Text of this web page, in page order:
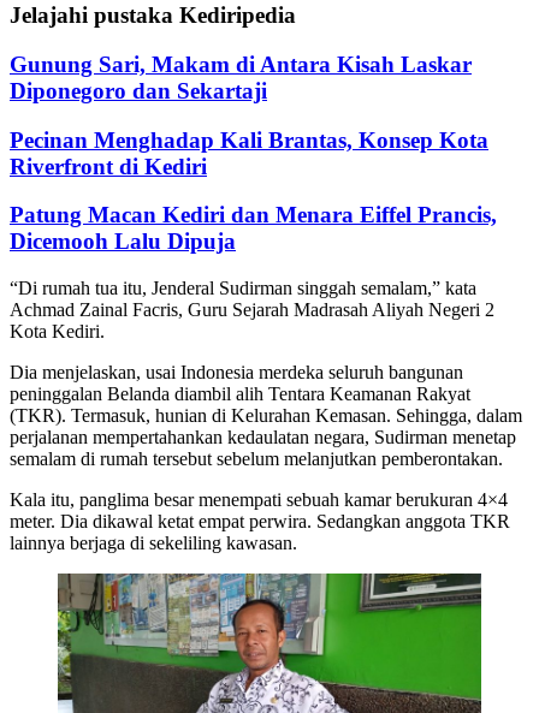
Jelajahi pustaka Kediripedia
Gunung Sari, Makam di Antara Kisah Laskar
Diponegoro dan Sekartaji
Pecinan Menghadap Kali Brantas, Konsep Kota
Riverfront di Kediri
Patung Macan Kediri dan Menara Eiffel Prancis,
Dicemooh Lalu Dipuja
“Di rumah tua itu, Jenderal Sudirman singgah semalam,” kata
Achmad Zainal Facris, Guru Sejarah Madrasah Aliyah Negeri 2
Kota Kediri.
Dia menjelaskan, usai Indonesia merdeka seluruh bangunan
peninggalan Belanda diambil alih Tentara Keamanan Rakyat
(TKR). Termasuk, hunian di Kelurahan Kemasan. Sehingga, dalam
perjalanan mempertahankan kedaulatan negara, Sudirman menetap
semalam di rumah tersebut sebelum melanjutkan pemberontakan.
Kala itu, panglima besar menempati sebuah kamar berukuran 4×4
meter. Dia dikawal ketat empat perwira. Sedangkan anggota TKR
lainnya berjaga di sekeliling kawasan.